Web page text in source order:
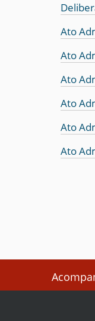
Ato
Ato
Ato
Ato
Ato
Ato